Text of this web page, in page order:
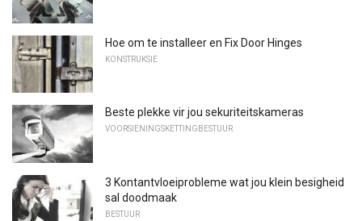
Hoe om te installeer en Fix Door Hinges
KONSTRUKSIE
Beste plekke vir jou sekuriteitskameras
VOORSIENINGSKETTINGBESTUUR
3 Kontantvloeiprobleme wat jou klein besigheid
sal doodmaak
BESTUUR